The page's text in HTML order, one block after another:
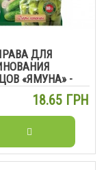
ДЛЯ
«ЯМУНА» -
18.65 ГРН